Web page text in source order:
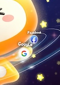
加速器
河加速器